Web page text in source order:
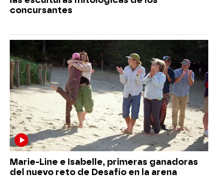
concursantes
Marie-Line e Isabelle, primeras ganadoras
del nuevo reto de Desafío en la arena